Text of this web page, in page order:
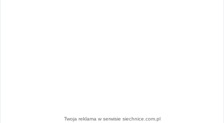
Twoja reklama w serwisie siechnice.com.pl